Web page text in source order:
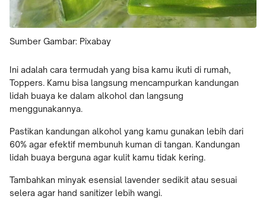
Sumber Gambar: Pixabay
Ini adalah cara termudah yang bisa kamu ikuti di rumah,
Toppers. Kamu bisa langsung mencampurkan kandungan
lidah buaya ke dalam alkohol dan langsung
menggunakannya.
Pastikan kandungan alkohol yang kamu gunakan lebih dari
60% agar efektif membunuh kuman di tangan. Kandungan
lidah buaya berguna agar kulit kamu tidak kering.
Tambahkan minyak esensial lavender sedikit atau sesuai
selera agar hand sanitizer lebih wangi.